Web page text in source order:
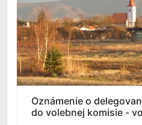
Oznámenie o
do volebnej komisie -